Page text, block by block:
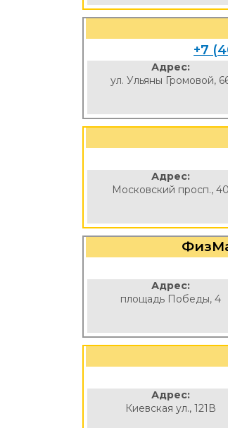
+7
Адрес:
ул. Ульяны Громовой,
Адрес:
Московский просп., 40
Адрес:
площадь Победы, 4
Адрес:
Киевская ул., 121В